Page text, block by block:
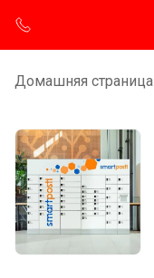
Домашняя страница